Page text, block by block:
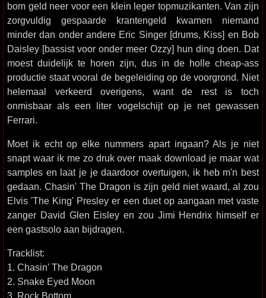
bom geld neer voor een klein leger topmuzikanten. Van zijn
zorgvuldig gespaarde krantengeld kwamen niemand
minder dan onder andere Eric Singer [drums, Kiss] en Bob
Daisley [bassist voor onder meer Ozzy] hun ding doen. Dat
moest duidelijk te horen zijn, dus in de holle cheap-ass
productie staat vooral de begeleiding op de voorgrond. Niet
helemaal verkeerd overigens, want de rest is toch
onmisbaar als een liter vogelschijt op je net gewassen
Ferrari.
Moet ik echt op elke nummers apart ingaan? Als je niet
snapt waar ik me zo druk over maak download je maar wat
samples en laat je je daardoor overtuigen, ik heb m'n best
gedaan. Chasin' The Dragon is zijn geld niet waard, al zou
Elvis 'The King' Presley er een duet op aangaan met vaste
zanger David Glen Eisley en zou Jimi Hendrix himself er
een gastsolo aan bijdragen.
Tracklist:
1. Chasin' The Dragon
2. Snake Eyed Moon
3. Rock Bottom